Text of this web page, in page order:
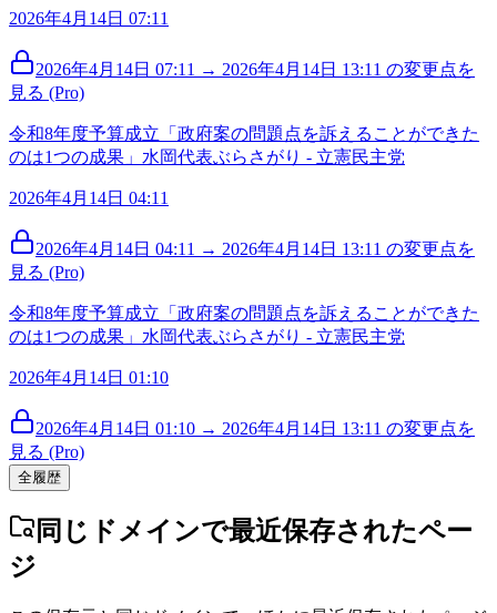
2026年4月14日 07:11
2026年4月14日 07:11 → 2026年4月14日 13:11 の変更点を
見る (Pro)
令和8年度予算成立「政府案の問題点を訴えることができた
のは1つの成果」水岡代表ぶらさがり - 立憲民主党
2026年4月14日 04:11
2026年4月14日 04:11 → 2026年4月14日 13:11 の変更点を
見る (Pro)
令和8年度予算成立「政府案の問題点を訴えることができた
のは1つの成果」水岡代表ぶらさがり - 立憲民主党
2026年4月14日 01:10
2026年4月14日 01:10 → 2026年4月14日 13:11 の変更点を
見る (Pro)
全履歴
同じドメインで最近保存されたペー
ジ